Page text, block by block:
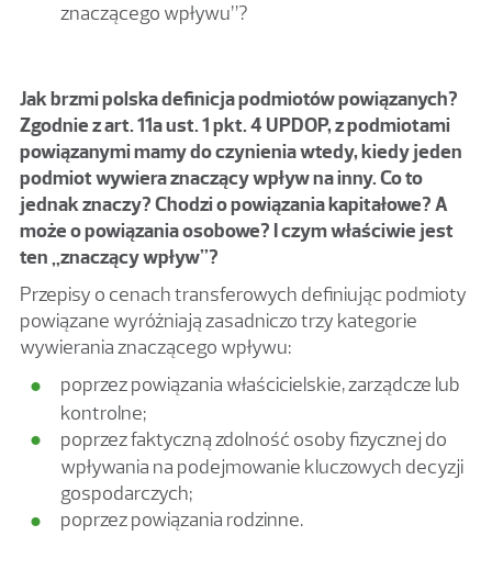
znaczącego wpływu”?
Jak brzmi polska definicja podmiotów powiązanych?
Zgodnie z art. 11a ust. 1 pkt. 4 UPDOP, z podmiotami
powiązanymi mamy do czynienia wtedy, kiedy jeden
podmiot wywiera znaczący wpływ na inny. Co to
jednak znaczy? Chodzi o powiązania kapitałowe? A
może o powiązania osobowe? I czym właściwie jest
ten „znaczący wpływ”?
Przepisy o cenach transferowych definiując podmioty
powiązane wyróżniają zasadniczo trzy kategorie
wywierania znaczącego wpływu:
poprzez powiązania właścicielskie, zarządcze lub
kontrolne;
poprzez faktyczną zdolność osoby fizycznej do
wpływania na podejmowanie kluczowych decyzji
gospodarczych;
poprzez powiązania rodzinne.